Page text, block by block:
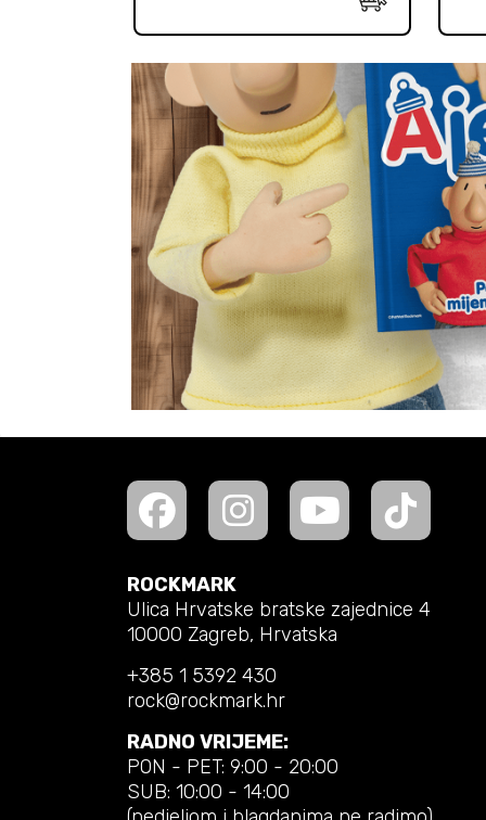
ROCKMARK
Ulica Hrvatske bratske zajednice 4
10000 Zagreb, Hrvatska
+385 1 5392 430
rock@rockmark.hr
RADNO VRIJEME:
PON - PET: 9:00 - 20:00
SUB: 10:00 - 14:00